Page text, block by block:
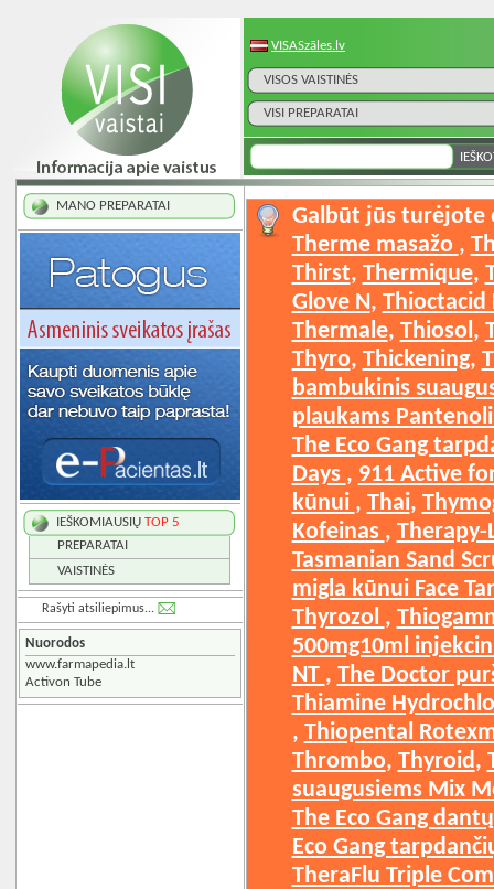
VISASzāles.lv
VISOS VAISTINĖS
VISI PREPARATAI
MANO PREPARATAI
IEŠKOMIAUSIŲ TOP 5
PREPARATAI
VAISTINĖS
Rašyti atsiliepimus...
Nuorodos
www.farmapedia.lt
Activon Tube
Galbūt jūs turėjote
Therme masažo , ​
Thirst, ​ Thermique, ​
Glove N, ​ Thioctacid
Thermale, ​ Thiosol , ​
Thyro, ​ Thickening, ​
bambukinis
plaukams
The Eco Gang
Days , ​ 911 Active
kūnui , ​ Thai, ​
Kofeinas , ​ Therapy-
Tasmanian Sand
migla kūnui Face
Thyrozol , ​
500mg10ml
NT , ​ The Doctor
Thiamine
, ​ Thiopental
Thrombo, ​ Thyroid, ​
suaugusiems Mix
The Eco Gang
Eco Gang
TheraFlu Triple